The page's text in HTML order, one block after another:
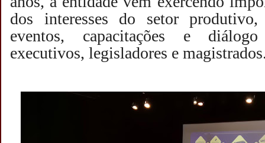
dos interesses do setor produtivo,
eventos, capacitações e
executivos, legisladores e